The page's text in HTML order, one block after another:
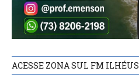
ACESSE ZONA SUL FM ILHÉUS